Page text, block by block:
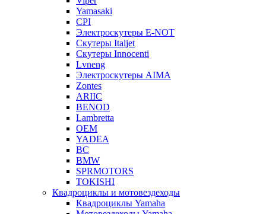
Yamasaki
CPI
Электроскутеры E-NOT
Скутеры Italjet
Скутеры Innocenti
Lvneng
Электроскутеры AIMA
Zontes
ARIIC
BENOD
Lambretta
OEM
YADEA
BC
BMW
SPRMOTORS
TOKISHI
Квадроциклы и мотовездеходы
Квадроциклы Yamaha